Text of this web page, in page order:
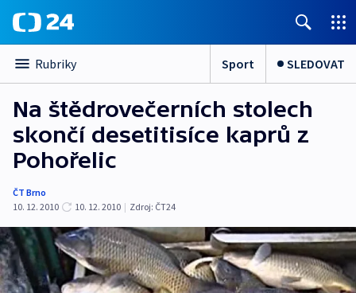
Rubriky Sport SLEDOVAT
Na štědrovečerních stolech
skončí desetitisíce kaprů z
Pohořelic
ČT Brno
10. 12. 2010
10. 12. 2010 | Zdroj: ČT24